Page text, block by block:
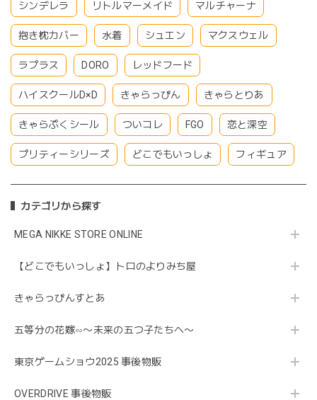
シンデレラ リトルマーメイド マルチャーナ
抱き枕カバー 水着 シュエン マクスウェル
ラプラス DORO レッドフード
ハイスクールD×D きゃらっぴん きゃらとりあ
きゃらぷくシール ついコレ FGO 恋と深空
プリティーシリーズ どこでもいっしょ フィギュア
カテゴリから探す
MEGA NIKKE STORE ONLINE
【どこでもいっしょ】トロのよりみち屋
きゃらっぴんすとあ
五等分の花嫁∽〜未来の五つ子たちへ〜
東京ゲームショウ2025 事後物販
OVERDRIVE 事後物販